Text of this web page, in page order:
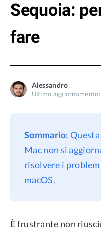
BuhoUnlocker
BuhoRepair
BuhoLaunchpad
Negozio
Blog
Privacy
Refund Policy
Sequoia:
fare
Alessandro
Ultimo
Sommario:
Mac non si
risolvere i
macOS.
È frustrante non